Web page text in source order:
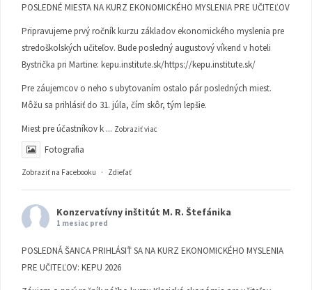
POSLEDNÉ MIESTA NA KURZ EKONOMICKÉHO MYSLENIA PRE UČITEĽOV
Pripravujeme prvý ročník kurzu základov ekonomického myslenia pre
stredoškolských učiteľov. Bude posledný augustový víkend v hoteli
Bystrička pri Martine: kepu.institute.sk/https://kepu.institute.sk/
Pre záujemcov o neho s ubytovaním ostalo pár posledných miest.
Môžu sa prihlásiť do 31. júla, čím skôr, tým lepšie.
Miest pre účastníkov k ... Zobraziť viac
Fotografia
Zobraziť na Facebooku · Zdieľať
Konzervatívny inštitút M. R. Štefánika
1 mesiac pred
POSLEDNÁ ŠANCA PRIHLÁSIŤ SA NA KURZ EKONOMICKÉHO MYSLENIA
PRE UČITEĽOV: KEPU 2026